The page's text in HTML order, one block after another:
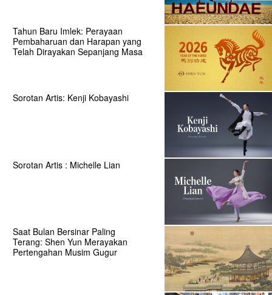
Tahun Baru Imlek: Perayaan
Pembaharuan dan Harapan yang
Telah Dirayakan Sepanjang Masa
Sorotan Artis: Kenji Kobayashi
Sorotan Artis : Michelle Lian
Saat Bulan Bersinar Paling
Terang: Shen Yun Merayakan
Pertengahan Musim Gugur